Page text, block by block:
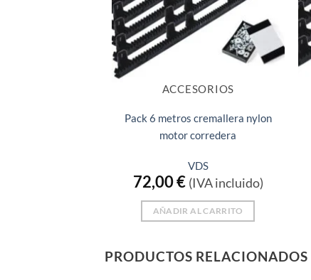
ACCESORIOS
Pack 6 metros cremallera nylon
motor corredera
VDS
72,00€ (IVA incluido)
AÑADIR AL CARRITO
PRODUCTOS RELACIONADOS